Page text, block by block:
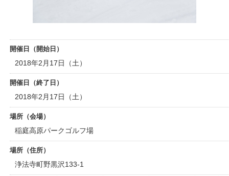
開催日（開始日）
2018年2月17日（土）
開催日（終了日）
2018年2月17日（土）
場所（会場）
稲庭高原パークゴルフ場
場所（住所）
浄法寺町野黒沢133-1